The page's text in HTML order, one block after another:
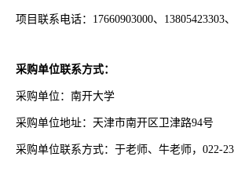
项目联系电话： 17660903000、13805423303
采购单位联系方式：
采购单位：南开大学
采购单位地址：天津市南开区卫津路94号
采购单位联系方式：于老师、牛老师， 022-